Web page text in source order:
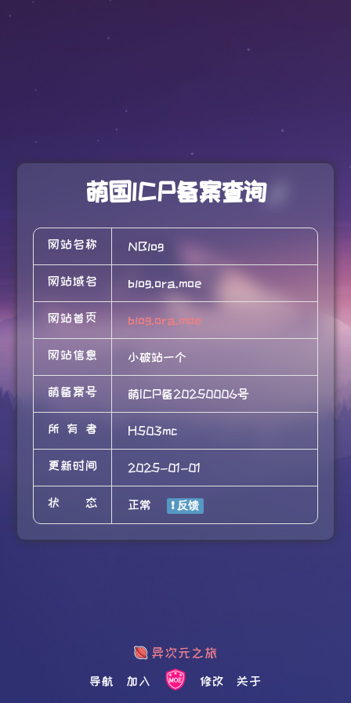
萌国ICP备案查询
网站名称 NBlog
网站域名 blog.ora.moe
网站首页 blog.ora.moe
网站信息 小破站一个
萌备案号 萌ICP备20250006号
所有者 H503mc
更新时间 2025-01-01
状态 正常
导航 加入 修改 关于